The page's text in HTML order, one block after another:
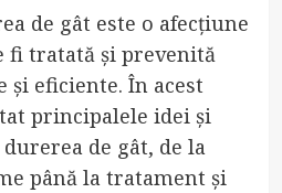
de gât este o afecțiune
fi tratată și prevenită
eficiente. În acest
principalele idei și
de gât, de la
până la tratament și